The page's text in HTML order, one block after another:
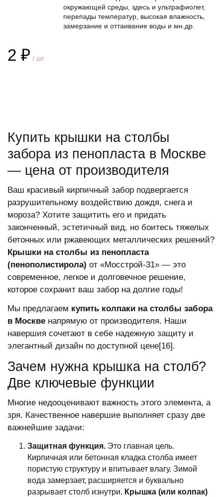
окружающей среды, здесь и ультрафиолет,
перепады температур, высокая влажность,
замерзание и оттаивание воды и мн.др.
2 ₽ / шт
Купить крышки на столбы
забора из пенопласта в Москве
— цена от производителя
Ваш красивый кирпичный забор подвергается
разрушительному воздействию дождя, снега и
мороза? Хотите защитить его и придать
законченный, эстетичный вид, но боитесь тяжелых
бетонных или ржавеющих металлических решений?
Крышки на столбы из пенопласта
(пенополистирола) от «Мосстрой-31» — это
современное, легкое и долговечное решение,
которое сохранит ваш забор на долгие годы!
Мы предлагаем купить колпаки на столбы забора
в Москве напрямую от производителя. Наши
навершия сочетают в себе надежную защиту и
элегантный дизайн по доступной цене[16].
Зачем нужна крышка на столб?
Две ключевые функции
Многие недооценивают важность этого элемента, а
зря. Качественное навершие выполняет сразу две
важнейшие задачи:
Защитная функция. Это главная цель.
Кирпичная или бетонная кладка столба имеет
пористую структуру и впитывает влагу. Зимой
вода замерзает, расширяется и буквально
разрывает столб изнутри. Крышка (или колпак)